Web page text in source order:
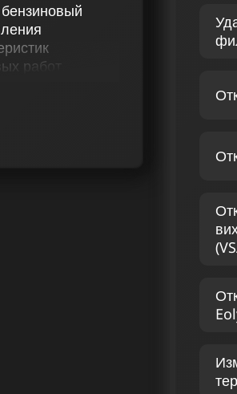
работ,
(Евро-2),
S60 2.4 D5 II
улучшенной